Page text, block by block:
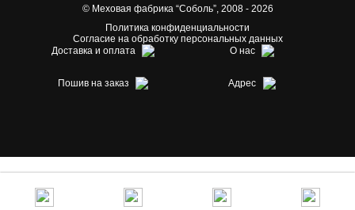
© Меховая фабрика “Соболь”,2008 - 2026
Политика конфиденциальности
Согласие на обработку персональных данных
Доставка и оплата
О нас
Пошив на заказ Адрес